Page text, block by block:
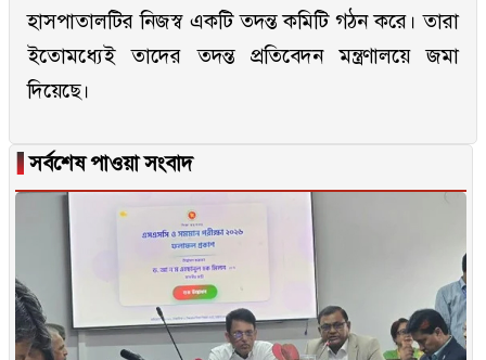
হাসপাতালটির নিজস্ব একটি তদন্ত কমিটি গঠন করে। তারা
ইতোমধ্যেই তাদের তদন্ত প্রতিবেদন মন্ত্রণালয়ে জমা
দিয়েছে।
▐সর্বশেষ পাওয়া সংবাদ